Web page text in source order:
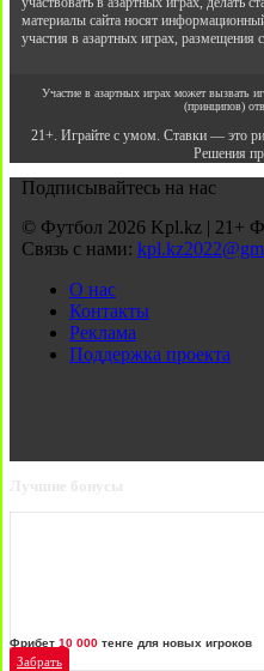
материалы сайта носят
участия в азартных играх,
Участие в азартных играх может вызвать
(принципов)
21+. Играйте с умом. Ставки — это
Решения
Подписывайтесь на нас
© Футбол 2026 Kpl.kz | 21+
Связь с нами:
О нас
Контакты
Реклама
Поддержка проекта
Лучшие бонусы
Фрибет 10 000 тенге для новых игроков
Забрать